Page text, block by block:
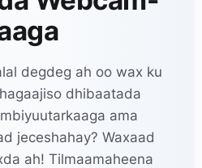
degdeg ah oo wax ku
dhibaatada
ama
jeceshahay? Waxaad
ah! Tilmaamaheena